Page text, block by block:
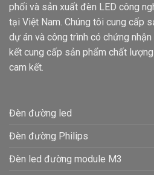
phối và sản xuất đèn LED công
tại Việt Nam. Chúng tôi cung cấp
dự án và công trình có chứng nhận
kết cung cấp sản phẩm chất
cam kết.
Đèn đường led
Đèn đường Philips
Đèn led đường module M3